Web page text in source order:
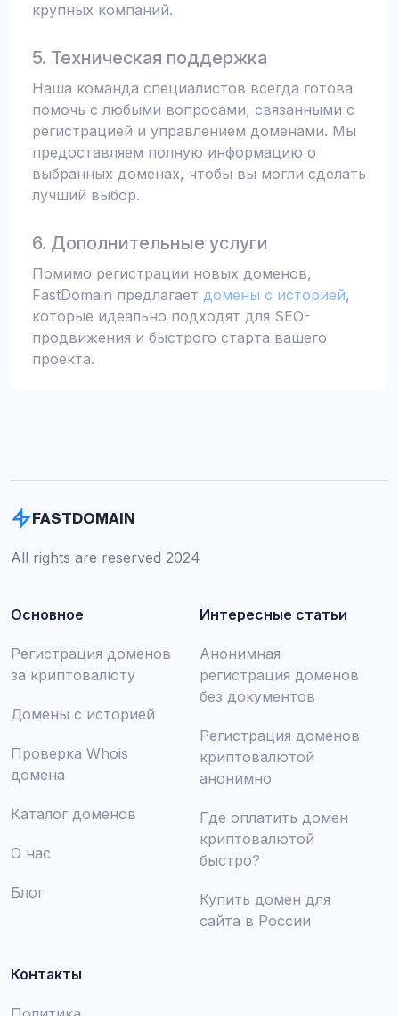
крупных компаний.
5. Техническая поддержка
Наша команда специалистов всегда готова
помочь с любыми вопросами, связанными с
регистрацией и управлением доменами. Мы
предоставляем полную информацию о
выбранных доменах, чтобы вы могли сделать
лучший выбор.
6. Дополнительные услуги
Помимо регистрации новых доменов,
FastDomain предлагает домены с историей,
которые идеально подходят для SEO-
продвижения и быстрого старта вашего
проекта.
FASTDOMAIN
All rights are reserved 2024
Основное
Регистрация доменов
за криптовалюту
Домены с историей
Проверка Whois
домена
Каталог доменов
О нас
Блог
Интересные статьи
Анонимная
регистрация доменов
без документов
Регистрация доменов
криптовалютой
анонимно
Где оплатить домен
криптовалютой
быстро?
Купить домен для
сайта в России
Контакты